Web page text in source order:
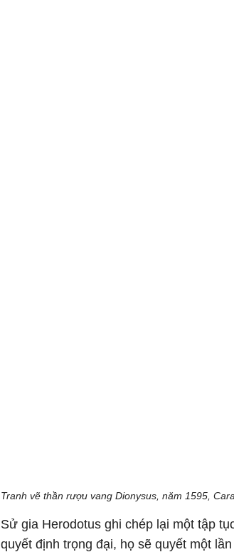
Tranh vẽ thần rượu vang Dionysus, năm 1595,
Sử gia Herodotus ghi chép lại một tập
quyết định trọng đại, họ sẽ quyết một